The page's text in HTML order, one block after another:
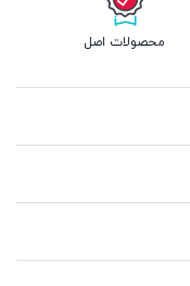
محصولات اصل